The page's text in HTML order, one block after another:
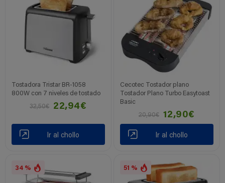
Tostadora Tristar BR-1058
800W con 7 niveles de tostado
32,50€
22,94€
Ir al chollo
Cecotec Tostador plano
Tostador Plano Turbo Easytoast
Basic
20,90€
12,90€
Ir al chollo
34 % 51 %